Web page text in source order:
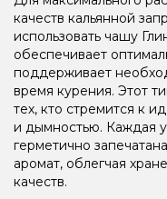
качеств кальянной
использовать чашу
обеспечивает
поддерживает
время курения. Этот
тех, кто стремится к
и дымностью. Каждая
герметично
аромат, облегчая
качеств.